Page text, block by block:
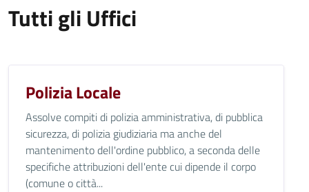
Tutti gli Uffici
Polizia Locale
Assolve compiti di polizia amministrativa, di pubblica
sicurezza, di polizia giudiziaria ma anche del
mantenimento dell'ordine pubblico, a seconda delle
specifiche attribuzioni dell'ente cui dipende il corpo
(comune o città...